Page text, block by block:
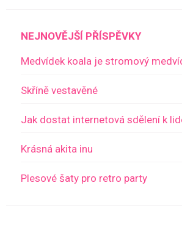
NEJNOVĚJŠÍ PŘÍSPĚVKY
Medvídek koala je stromový
Skříně vestavěné
Jak dostat internetová sdělení k
Krásná akita inu
Plesové šaty pro retro party